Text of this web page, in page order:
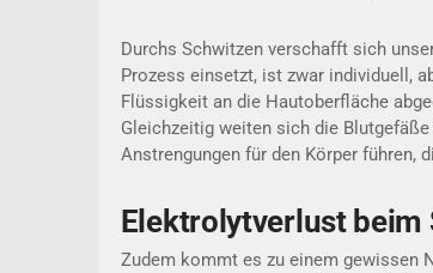
Durchs Schwitzen verschafft sich
Prozess einsetzt, ist zwar individuell,
Flüssigkeit an die Hautoberfläche
Gleichzeitig weiten sich die Blutgefäße
Anstrengungen für den Körper führen,
Elektrolytverlust beim
Zudem kommt es zu einem gewissen